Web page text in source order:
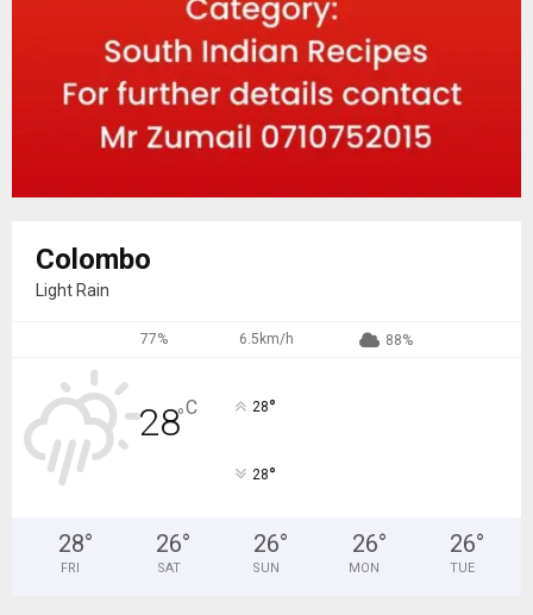
Colombo
Light Rain
77% 6.5km/h 88%
28°C 28°
28°
28°
FRI
26°
SAT
26°
SUN
26°
MON
26°
TUE